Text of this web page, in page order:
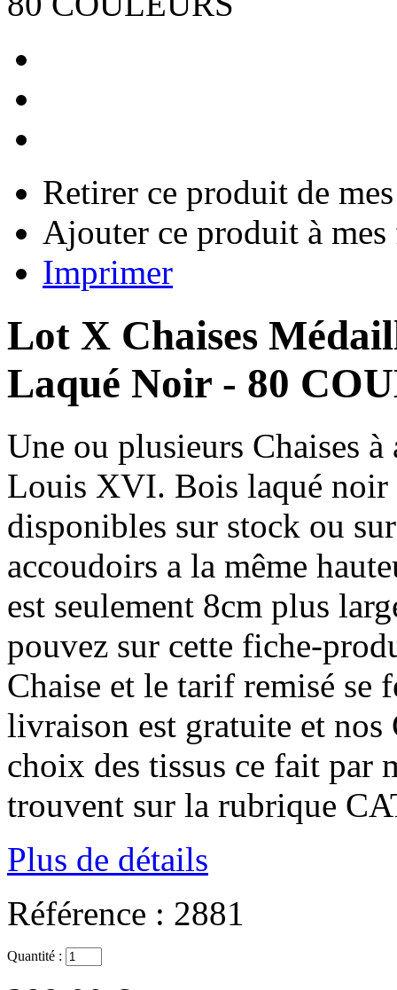
Retirer ce produit de
Ajouter ce produit à
Imprimer
Lot X Chaises
Laqué Noir - 80
Une ou plusieurs Chaises
Louis XVI. Bois laqué noir
disponibles sur stock ou
accoudoirs a la même
est seulement 8cm plus
pouvez sur cette fiche-
Chaise et le tarif remisé se
livraison est gratuite et nos
choix des tissus ce fait par
trouvent sur la rubrique
Plus de détails
Référence : 2881
Quantité :